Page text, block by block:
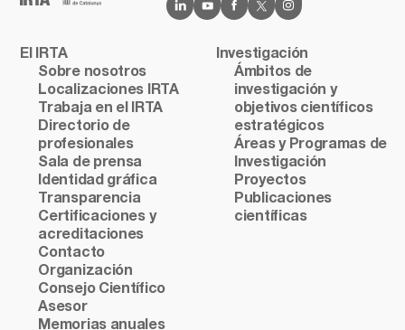
El IRTA
Sobre nosotros
Localizaciones IRTA
Trabaja en el IRTA
Directorio de
profesionales
Sala de prensa
Identidad gráfica
Transparencia
Certificaciones y
acreditaciones
Contacto
Organización
Consejo Científico
Asesor
Memorias anuales
Investigación
Ámbitos de
investigación y
objetivos científicos
estratégicos
Áreas y Programas de
Investigación
Proyectos
Publicaciones
científicas